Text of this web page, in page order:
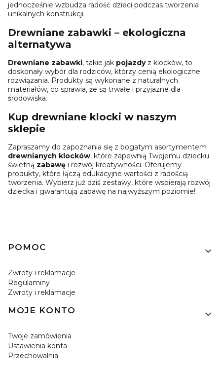
jednocześnie wzbudza radość dzieci podczas tworzenia
unikalnych konstrukcji.
Drewniane zabawki – ekologiczna
alternatywa
Drewniane zabawki, takie jak pojazdyz klocków, to
doskonały wybór dla rodziców, którzy cenią ekologiczne
rozwiązania. Produkty są wykonane z naturalnych
materiałów, co sprawia, że są trwałe i przyjazne dla
środowiska.
Kup drewniane klocki w naszym
sklepie
Zapraszamy do zapoznania się z bogatym asortymentem
drewnianych klocków, które zapewnią Twojemu dziecku
świetną zabawę i rozwój kreatywności. Oferujemy
produkty, które łączą edukacyjne wartości z radością
tworzenia. Wybierz już dziś zestawy, które wspierają rozwój
dziecka i gwarantują zabawę na najwyższym poziomie!
Linki w stopce
POMOC
Zwroty i reklamacje
Regulaminy
Zwroty i reklamacje
MOJE KONTO
Twoje zamówienia
Ustawienia konta
Przechowalnia